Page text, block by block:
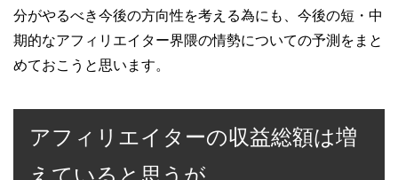
分がやるべき今後の方向性を考える為にも、今後の短・中
期的なアフィリエイター界隈の情勢についての予測をまと
めておこうと思います。
アフィリエイターの収益総額は増